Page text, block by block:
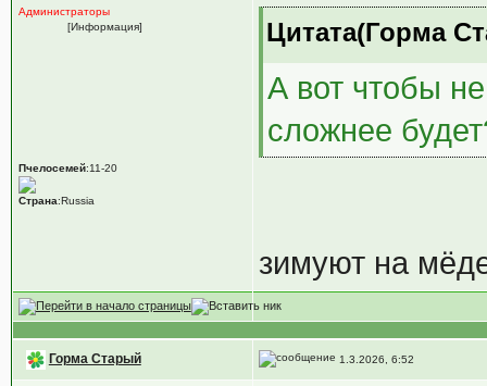
Администраторы
[Информация]
Пчелосемей:11-20
Страна:Russia
Цитата(Горма
А вот чтобы
сложнее
зимуют на
Горма Старый 1.3.2026, 6:52